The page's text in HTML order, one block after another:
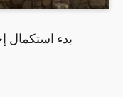
بدء استكمال